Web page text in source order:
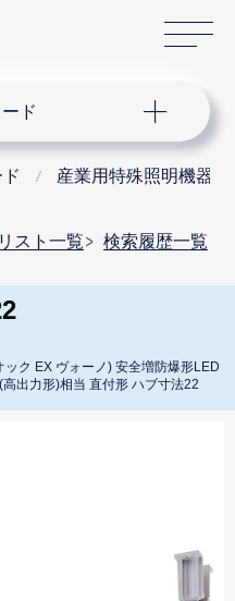
ド
産業用特殊照明機器
スト一覧 検索履歴一覧
ク EX ヴォーノ) 安全増防爆形LED
出力形)相当 直付形 ハブ寸法22